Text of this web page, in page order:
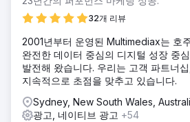
32개 리뷰
2001년부터 운영된 Multimediax는 호
완전한 데이터 중심의 디지털 성장 중
발전해 왔습니다. 우리는 고객 파트너
지속적으로 초점을 맞추고 있습니다.
Sydney, New South Wales,
광고, 네이티브 광고 +54